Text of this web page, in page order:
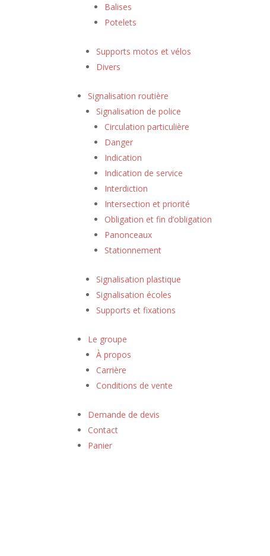
Balises
Potelets
Supports motos et vélos
Divers
Signalisation routière
Signalisation de police
Circulation particulière
Danger
Indication
Indication de service
Interdiction
Intersection et priorité
Obligation et fin d’obligation
Panonceaux
Stationnement
Signalisation plastique
Signalisation écoles
Supports et fixations
Le groupe
À propos
Carrière
Conditions de vente
Demande de devis
Contact
Panier